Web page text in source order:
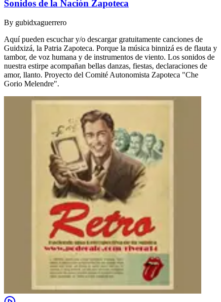
Sonidos de la Nación Zapoteca
By gubidxaguerrero
Aquí pueden escuchar y/o descargar gratuitamente canciones de
Guidxizá, la Patria Zapoteca. Porque la música binnizá es de flauta y
tambor, de voz humana y de instrumentos de viento. Los sonidos de
nuestra estirpe acompañan bellas danzas, fiestas, declaraciones de
amor, llanto. Proyecto del Comité Autonomista Zapoteca "Che
Gorio Melendre".